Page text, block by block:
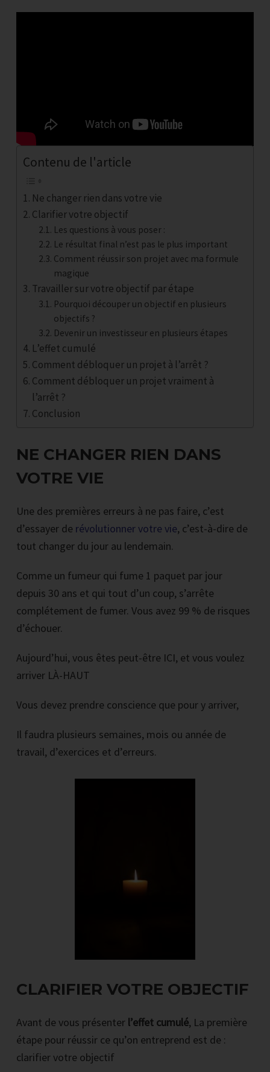
Contenu de l'article
Ne changer rien dans votre vie
Clarifier votre objectif
Les questions à vous poser :
Le résultat final n’est pas le plus important
Comment réussir son projet avec ma formule
magique
Travailler sur votre objectif par étape
Pourquoi découper un objectif en plusieurs
objectifs ?
Devenir un investisseur en plusieurs étapes
L’effet cumulé
Comment débloquer un projet à l’arrêt ?
Comment débloquer un projet vraiment à
l’arrêt ?
Conclusion
NE CHANGER RIEN DANS
VOTRE VIE
Une des premières erreurs à ne pas faire, c’est
d’essayer de révolutionner votre vie, c’est-à-dire de
tout changer du jour au lendemain.
Comme un fumeur qui fume 1 paquet par jour
depuis 30 ans et qui tout d’un coup, s’arrête
complétement de fumer. Vous avez 99 % de risques
d’échouer.
Aujourd’hui, vous êtes peut-être ICI, et vous voulez
arriver LÀ-HAUT
Vous devez prendre conscience que pour y arriver,
Il faudra plusieurs semaines, mois ou année de
travail, d’exercices et d’erreurs.
CLARIFIER VOTRE OBJECTIF
Avant de vous présenter l’effet cumulé, La première
étape pour réussir ce qu’on entreprend est de :
clarifier votre objectif